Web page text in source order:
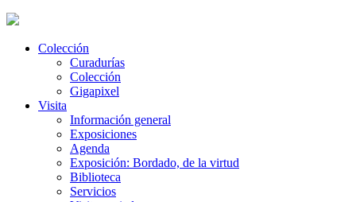
Colección
Curadurías
Colección
Gigapixel
Visita
Información general
Exposiciones
Agenda
Exposición: Bordado, de la virtud
Biblioteca
Servicios